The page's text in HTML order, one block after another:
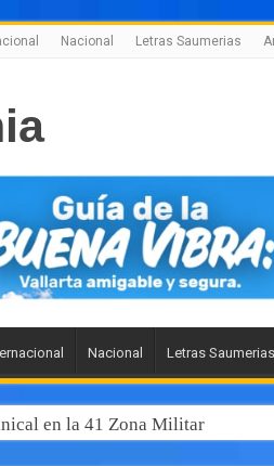
Nacional Letras Saumerias
Nacional Letras Saumerias
en la 41 Zona Militar